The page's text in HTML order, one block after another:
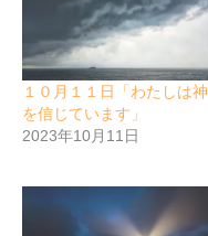
１０月１１日「わたしは神
を信じています」
2023年10月11日